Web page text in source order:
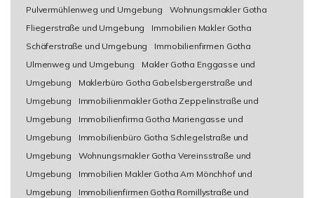
Pulvermühlenweg und Umgebung
Wohnungsmakler Gotha
Fliegerstraße und Umgebung
Immobilien Makler Gotha
Schäferstraße und Umgebung
Immobilienfirmen Gotha
Ulmenweg und Umgebung
Makler Gotha Enggasse und
Umgebung
Maklerbüro Gotha Gabelsbergerstraße und
Umgebung
Immobilienmakler Gotha Zeppelinstraße und
Umgebung
Immobilienfirma Gotha Mariengasse und
Umgebung
Immobilienbüro Gotha Schlegelstraße und
Umgebung
Wohnungsmakler Gotha Vereinsstraße und
Umgebung
Immobilien Makler Gotha Am Mönchhof und
Umgebung
Immobilienfirmen Gotha Romillystraße und